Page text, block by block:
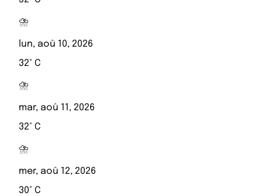
⛈️
lun, aoû 10, 2026
32° C
⛈️
mar, aoû 11, 2026
32° C
⛈️
mer, aoû 12, 2026
30° C